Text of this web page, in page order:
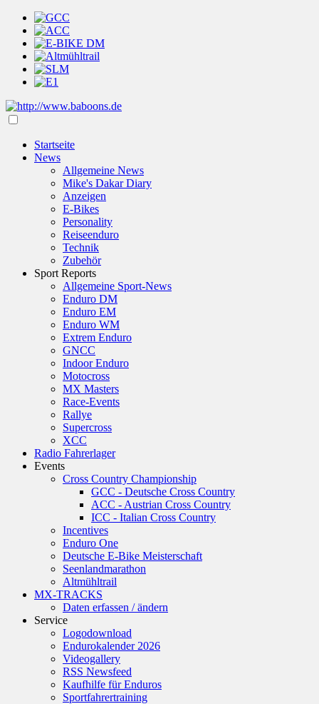
Startseite
News
Allgemeine News
Mike's Dakar Diary
Anzeigen
E-Bikes
Personality
Reiseenduro
Technik
Zubehör
Sport Reports
Allgemeine Sport-News
Enduro DM
Enduro EM
Enduro WM
Extrem Enduro
GNCC
Indoor Enduro
Motocross
MX Masters
Race-Events
Rallye
Supercross
XCC
Radio Fahrerlager
Events
Cross Country Championship
GCC - Deutsche Cross Country
ACC - Austrian Cross Country
ICC - Italian Cross Country
Incentives
Enduro One
Deutsche E-Bike Meisterschaft
Seenlandmarathon
Altmühltrail
MX-TRACKS
Daten erfassen / ändern
Service
Logodownload
Endurokalender 2026
Videogallery
RSS Newsfeed
Kaufhilfe für Enduros
Sportfahrertraining